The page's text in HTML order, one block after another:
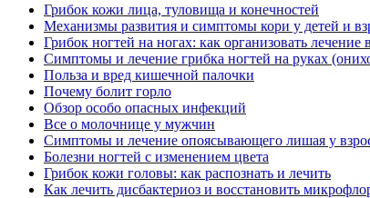
Грибок кожи лица, туловища и конечностей
Механизмы развития и симптомы кори у детей и
Грибок ногтей на ногах: как организовать
Симптомы и лечение грибка ногтей на руках
Польза и вред кишечной палочки
Почему болит горло
Обзор особо опасных инфекций
Все о молочнице у мужчин
Симптомы и лечение опоясывающего лишая у
Болезни ногтей с изменением цвета
Грибок кожи головы: как распознать и лечить
Как лечить дисбактериоз и восстановить